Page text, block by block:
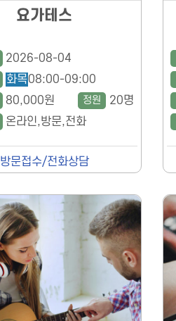
방문접수/전화상담
요가테스
2026-08-04
화목08:00-09:00
80,000원 정원 20명
온라인,방문,전화